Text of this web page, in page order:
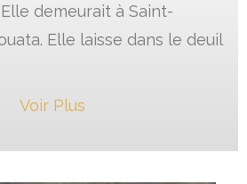
demeurait à Saint-
Elle laisse dans le deuil
Voir Plus